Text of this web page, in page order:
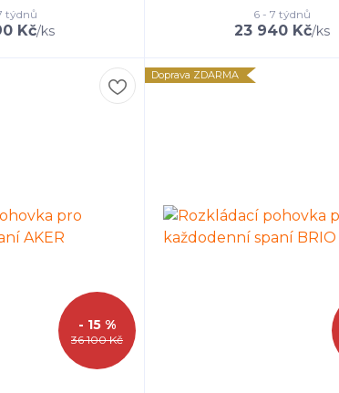
Kč/ks
týdnů
23 940 Kč/ks
6 - 7 týdnů
36 100 Kč
- 15 %
Doprava ZDARMA